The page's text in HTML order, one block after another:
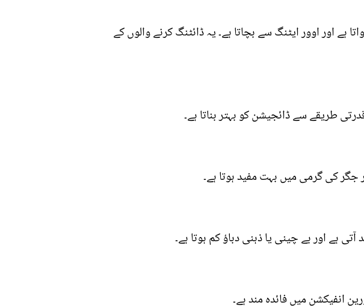
ہے اور اوور ایٹنگ سے بچاتا ہے۔ یہ ڈائٹنگ کرنے والوں کے
طریقے سے ڈائجیشن کو بہتر بناتا ہے۔
جگر کی گرمی میں بہت مفید ہوتا ہے۔
ہے اور بے چینی یا ذہنی دباؤ کم ہوتا ہے۔
انفیکشن میں فائدہ مند ہے۔